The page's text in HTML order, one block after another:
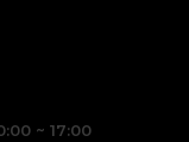
~ 17:00